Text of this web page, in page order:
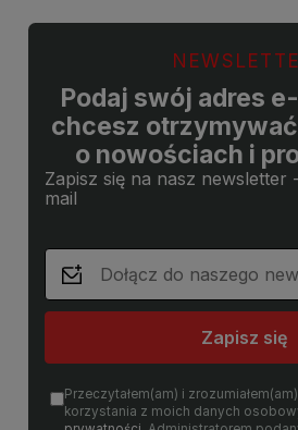
Podaj swój adres
chcesz
o nowościach i
Zapisz się na nasz newsletter
mail
Zapisz się
Przeczytałem(am) i
korzystania z moich danych